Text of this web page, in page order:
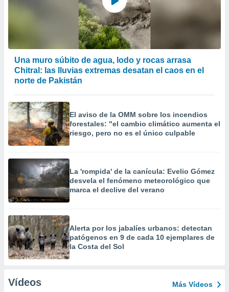
Una muro súbito de agua, lodo y rocas arrasa
Chitral: las lluvias extremas desatan el caos en el
norte de Pakistán
El aviso de la OMM sobre los incendios
forestales: "el cambio climático aumenta el
riesgo, pero no es el único culpable
La 'rompida' de la canícula: Evelio Gómez
desvela el fenómeno meteorológico que
marca el declive del verano
Alerta por los jabalíes urbanos: detectan
patógenos en 9 de cada 10 ejemplares de
la Costa del Sol
Vídeos Más Vídeos